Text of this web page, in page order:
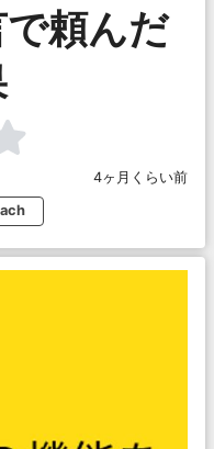
頼んだ
4ヶ月くらい前